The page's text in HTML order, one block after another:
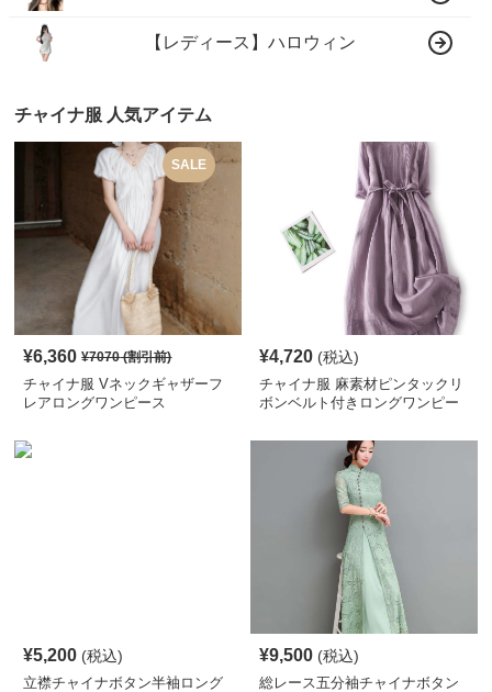
【レディース】ハロウィン
チャイナ服 人気アイテム
SALE
¥6,360 ¥7070(割引前)
チャイナ服 Vネックギャザーフ
レアロングワンピース
¥4,720 (税込)
チャイナ服 麻素材ピンタックリ
ボンベルト付きロングワンピー
¥5,200 (税込)
立襟チャイナボタン半袖ロング
¥9,500 (税込)
総レース五分袖チャイナボタン